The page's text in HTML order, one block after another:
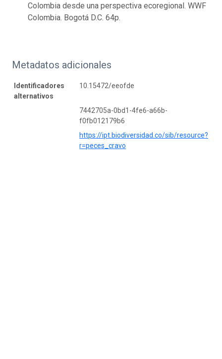
Colombia desde una perspectiva ecoregional. WWF
Colombia. Bogotá D.C. 64p.
Metadatos adicionales
Identificadores
alternativos
10.15472/eeofde
7442705a-0bd1-4fe6-a66b-
f0fb012179b6
https://ipt.biodiversidad.co/sib/resource?
r=peces_cravo